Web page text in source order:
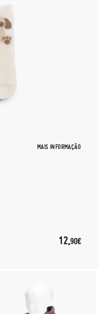
MAIS INFORMAÇÃO
12,90€